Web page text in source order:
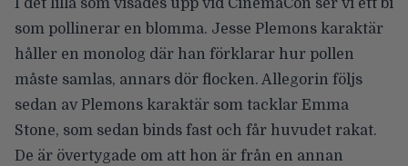
I det lilla som visades upp vid CinemaCon ser vi ett bi
som pollinerar en blomma. Jesse Plemons karaktär
håller en monolog där han förklarar hur pollen
måste samlas, annars dör flocken. Allegorin följs
sedan av Plemons karaktär som tacklar Emma
Stone, som sedan binds fast och får huvudet rakat.
De är övertygade om att hon är från en annan